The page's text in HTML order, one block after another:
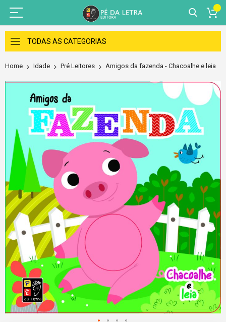
Skip
to
Content
TODAS AS CATEGORIAS
Home Idade Pré Leitores Amigos da fazenda - Chacoalhe e leia
Skip
images
gallery